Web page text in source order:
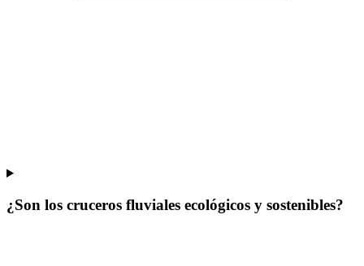
¿Son los cruceros fluviales ecológicos y sostenibles?